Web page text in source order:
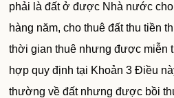
phải là đất ở được Nhà nước
hàng năm, cho thuê đất thu tiền
thời gian thuê nhưng được miễn
hợp quy định tại Khoản 3 Điều
thường về đất nhưng được bồi